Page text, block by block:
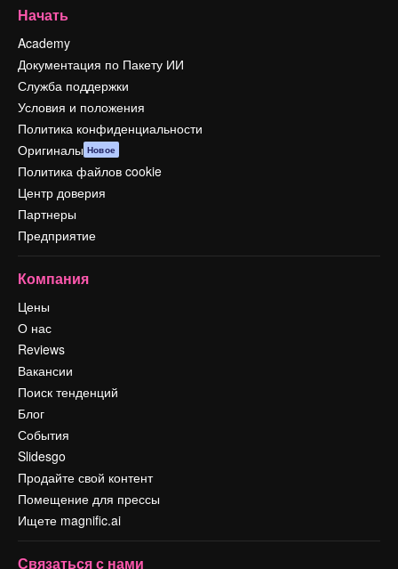
Начать
Academy
Документация по Пакету ИИ
Служба поддержки
Условия и положения
Политика конфиденциальности
Оригиналы Новое
Политика файлов cookie
Центр доверия
Партнеры
Предприятие
Компания
Цены
О нас
Reviews
Вакансии
Поиск тенденций
Блог
События
Slidesgo
Продайте свой контент
Помещение для прессы
Ищете magnific.ai
Связаться с нами